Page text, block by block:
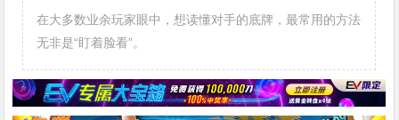
在大多数业余玩家眼中，想读懂对手的底牌，最常用的方法
无非是“盯着脸看”。